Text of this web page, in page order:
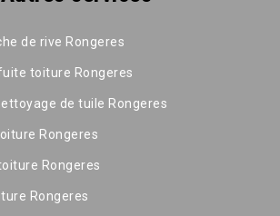
de rive Rongeres
toiture Rongeres
de tuile Rongeres
Rongeres
Rongeres
Rongeres